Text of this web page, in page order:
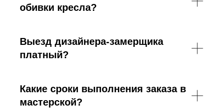
обивки кресла?
Выезд дизайнера-замерщика
платный?
Какие сроки выполнения заказа в
мастерской?